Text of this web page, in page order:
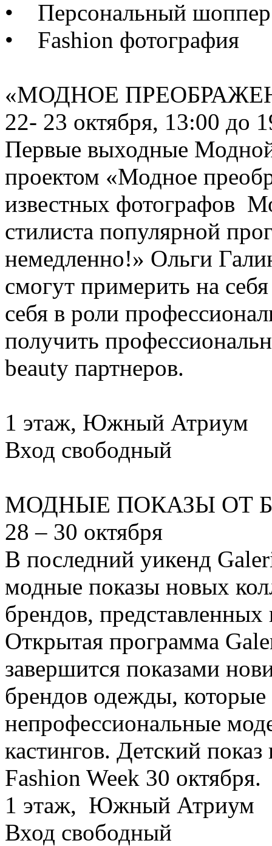
• Персональный шоппер
• Fashion фотография
«МОДНОЕ
22- 23 октября, 13:00 до
Первые выходные
проектом «Модное
известных фотографов
стилиста популярной
немедленно!» Ольги
смогут примерить на
себя в роли
получить
beauty партнеров.
1 этаж, Южный Атриум
Вход свободный
МОДНЫЕ ПОКАЗЫ ОТ
28 – 30 октября
В последний уикенд
модные показы новых
брендов, представленных
Открытая программа
завершится показами
брендов одежды,
непрофессиональные
кастингов. Детский
Fashion Week 30 октября.
1 этаж, Южный Атриум
Вход свободный